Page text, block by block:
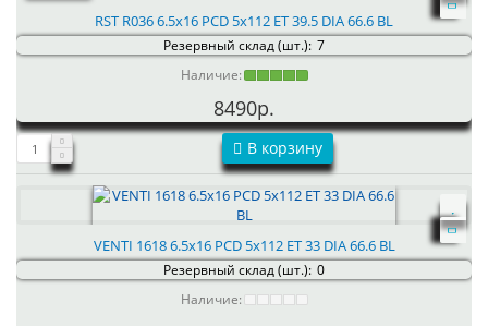
RST R036 6.5x16 PCD 5x112 ET 39.5 DIA 66.6 BL
Резервный склад (шт.): 7
Наличие:
8490р.
В корзину
VENTI 1618 6.5x16 PCD 5x112 ET 33 DIA 66.6 BL
Резервный склад (шт.): 0
Наличие: